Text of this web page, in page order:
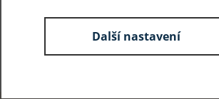
Další nastavení